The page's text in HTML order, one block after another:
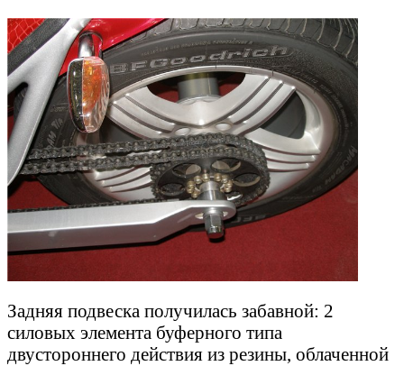
Задняя подвеска получилась забавной: 2
силовых элемента буферного типа
двустороннего действия из резины, облаченной